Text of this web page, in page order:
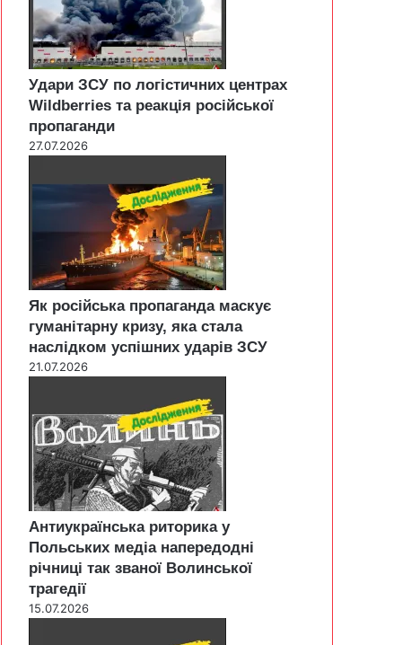
Удари ЗСУ по логістичних центрах
Wildberries та реакція російської
пропаганди
27.07.2026
Як російська пропаганда маскує
гуманітарну кризу, яка стала
наслідком успішних ударів ЗСУ
21.07.2026
Антиукраїнська риторика у
Польських медіа напередодні
річниці так званої Волинської
трагедії
15.07.2026